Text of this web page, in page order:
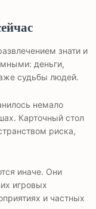
знати и
деньги,
судьбы людей.
немало
Карточный стол
риска,
иначе. Они
игровых
и частных